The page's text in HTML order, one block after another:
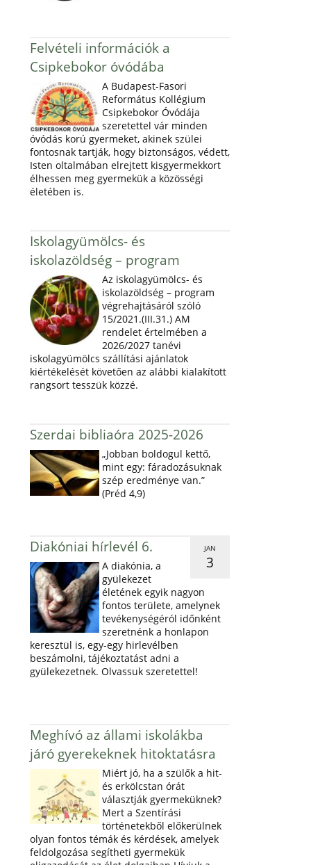
Felvételi információk a
Csipkebokor óvódába
A Budapest-Fasori
Református Kollégium
Csipkebokor Óvódája
szeretettel vár minden
óvódás korú gyermeket, akinek szülei
fontosnak tartják, hogy biztonságos, védett,
Isten oltalmában elrejtett kisgyermekkort
élhessen meg gyermekük a közösségi
életében is.
Iskolagyümölcs- és
iskolazöldség – program
Az iskolagyümölcs- és
iskolazöldség – program
végrehajtásáról szóló
15/2021.(III.31.) AM
rendelet értelmében a
2026/2027 tanévi
iskolagyümölcs szállítási ajánlatok
kiértékelését követően az alábbi kialakított
rangsort tesszük közzé.
Szerdai bibliaóra 2025-2026
„Jobban boldogul kettő,
mint egy: fáradozásuknak
szép eredménye van.”
(Préd 4,9)
JAN
3
Diakóniai hírlevél 6.
A diakónia, a
gyülekezet
életének egyik nagyon
fontos területe, amelynek
tevékenységéról időnként
szeretnénk a honlapon
keresztül is, egy-egy hirlevélben
beszámolni, tájékoztatást adni a
gyülekezetnek. Olvassuk szeretettel!
Meghívó az állami iskolákba
járó gyerekeknek hitoktatásra
Miért jó, ha a szülők a hit-
és erkölcstan órát
választják gyermeküknek?
Mert a Szentírási
történetekből előkerülnek
olyan fontos témák és kérdések, amelyek
feldolgozása segítheti gyermekük